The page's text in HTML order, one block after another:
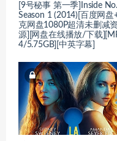
[9号秘事 第一季]Inside
Season 1 (2014)[百度网盘
克网盘1080P超清未删减资
源][网盘在线播放/下载
4/5.75GB][中英字幕]